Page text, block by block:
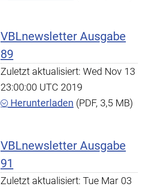
VBLnewsletter Ausgabe
89
Zuletzt aktualisiert: Wed Nov 13
23:00:00 UTC 2019
Herunterladen (PDF, 3,5 MB)
VBLnewsletter Ausgabe
91
Zuletzt aktualisiert: Tue Mar 03